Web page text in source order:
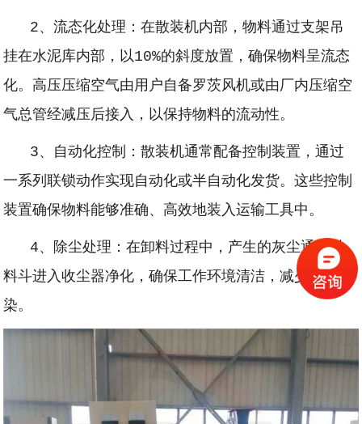
2、流态化处理：在散装机内部，物料通过支架吊
挂在水泥库内部，以10%的斜度放置，确保物料呈流态
化。高压压缩空气由用户自备罗茨风机或由厂内压缩空
气总管经减压后接入，以保持物料的流动性。
3、自动化控制：散装机通常配备控制装置，通过
一系列联锁动作实现自动化或半自动化发货。这些控制
装置确保物料能够准确、高效地装入运输工具中。
4、除尘处理：在卸料过程中，产生的灰尘通过进
料斗进入收尘器净化，确保工作环境清洁，减少粉尘污
染。